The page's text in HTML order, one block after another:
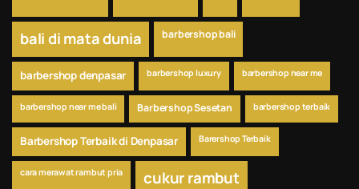
bali di mata dunia barbershop bali
barbershop denpasar barbershop luxury barbershop near me
barbershop near me bali Barbershop Sesetan barbershop terbaik
Barbershop Terbaik di Denpasar Barershop Terbaik
cara merawat rambut pria cukur rambut